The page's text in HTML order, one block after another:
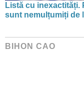
Listă cu
sunt nemulțumiți de
BIHON CAO